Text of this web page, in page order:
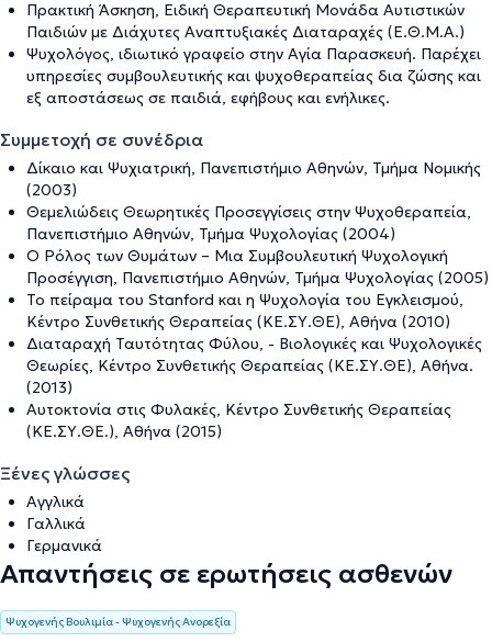
Πρακτική Άσκηση, Ειδική Θεραπευτική Μονάδα Αυτιστικών
Παιδιών με Διάχυτες Αναπτυξιακές Διαταραχές (Ε.Θ.Μ.Α.)
Ψυχολόγος, ιδιωτικό γραφείο στην Αγία Παρασκευή. Παρέχει
υπηρεσίες συμβουλευτικής και ψυχοθεραπείας δια ζώσης και
εξ αποστάσεως σε παιδιά, εφήβους και ενήλικες.
Συμμετοχή σε συνέδρια
Δίκαιο και Ψυχιατρική, Πανεπιστήμιο Αθηνών, Τμήμα Νομικής
(2003)
Θεμελιώδεις Θεωρητικές Προσεγγίσεις στην Ψυχοθεραπεία,
Πανεπιστήμιο Αθηνών, Τμήμα Ψυχολογίας (2004)
Ο Ρόλος των Θυμάτων – Μια Συμβουλευτική Ψυχολογική
Προσέγγιση, Πανεπιστήμιο Αθηνών, Τμήμα Ψυχολογίας (2005)
Το πείραμα του Stanford και η Ψυχολογία του Εγκλεισμού,
Κέντρο Συνθετικής Θεραπείας (ΚΕ.ΣΥ.ΘΕ), Αθήνα (2010)
Διαταραχή Ταυτότητας Φύλου, - Βιολογικές και Ψυχολογικές
Θεωρίες, Κέντρο Συνθετικής Θεραπείας (ΚΕ.ΣΥ.ΘΕ), Αθήνα.
(2013)
Αυτοκτονία στις Φυλακές, Κέντρο Συνθετικής Θεραπείας
(ΚΕ.ΣΥ.ΘΕ.), Αθήνα (2015)
Ξένες γλώσσες
Αγγλικά
Γαλλικά
Γερμανικά
Απαντήσεις σε ερωτήσεις ασθενών
Ψυχογενής Βουλιμία - Ψυχογενής Ανορεξία